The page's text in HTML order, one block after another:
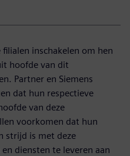
inschakelen om hen
hoofde van dit
Partner en Siemens
dat hun respectieve
van deze
voorkomen dat hun
strijd is met deze
diensten te leveren aan